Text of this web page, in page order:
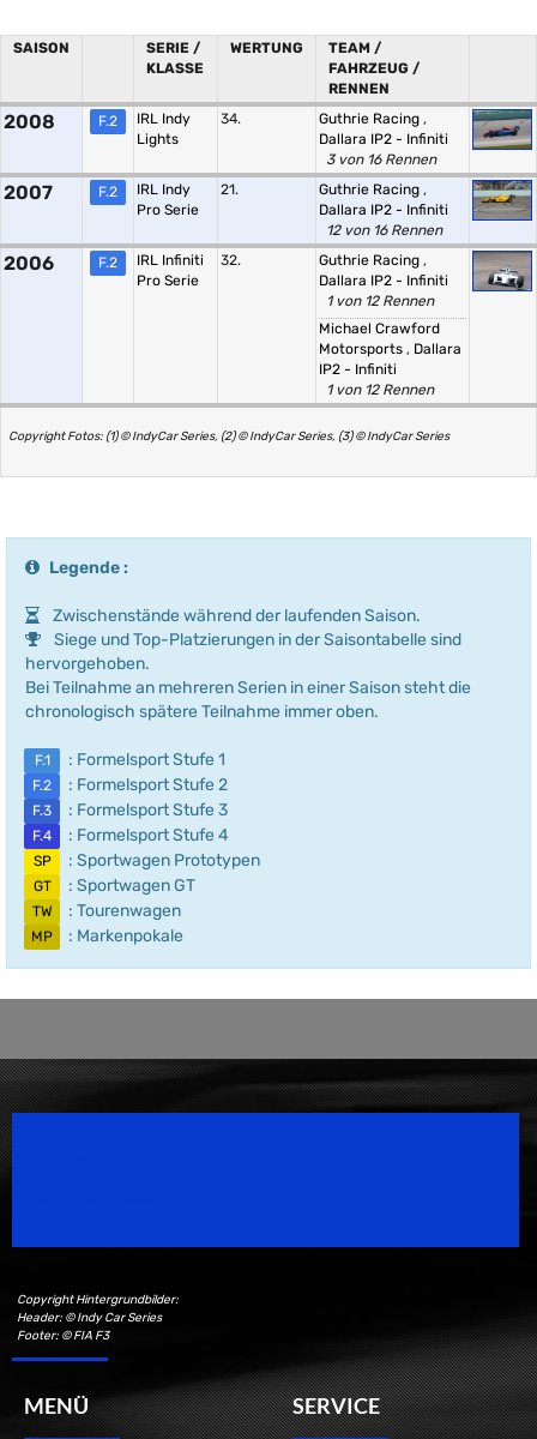
SAISON
SERIE /
KLASSE
WERTUNG
TEAM /
FAHRZEUG /
RENNEN
2008 F.2
IRL Indy
Lights
34. Guthrie Racing ,
Dallara IP2 - Infiniti
3 von 16 Rennen
2007 F.2
IRL Indy
Pro Serie
21. Guthrie Racing ,
Dallara IP2 - Infiniti
12 von 16 Rennen
2006 F.2
IRL Infiniti
Pro Serie
32. Guthrie Racing ,
Dallara IP2 - Infiniti
1 von 12 Rennen
Michael Crawford
Motorsports , Dallara
IP2 - Infiniti
1 von 12 Rennen
Copyright Fotos: (1) © IndyCar Series, (2) © IndyCar Series, (3) © IndyCar Series
Legende :
Zwischenstände während der laufenden Saison.
Siege und Top-Platzierungen in der Saisontabelle sind
hervorgehoben.
Bei Teilnahme an mehreren Serien in einer Saison steht die
chronologisch spätere Teilnahme immer oben.
F.1 : Formelsport Stufe 1
F.2 : Formelsport Stufe 2
F.3 : Formelsport Stufe 3
F.4 : Formelsport Stufe 4
SP : Sportwagen Prototypen
GT : Sportwagen GT
TW : Tourenwagen
MP : Markenpokale
Copyright Hintergrundbilder:
Header: © Indy Car Series
Footer: © FIA F3
MENÜ SERVICE